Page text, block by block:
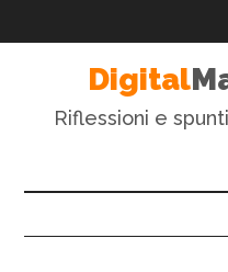
Digital
Riflessioni e